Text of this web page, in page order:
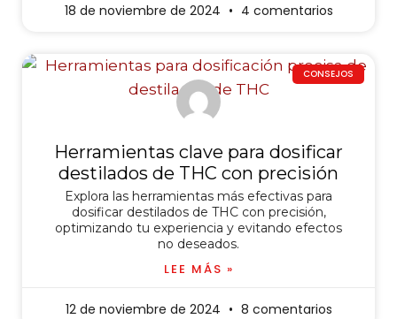
18 de noviembre de 2024 4 comentarios
CONSEJOS
Herramientas clave para dosificar
destilados de THC con precisión
Explora las herramientas más efectivas para
dosificar destilados de THC con precisión,
optimizando tu experiencia y evitando efectos
no deseados.
LEE MÁS »
12 de noviembre de 2024 8 comentarios